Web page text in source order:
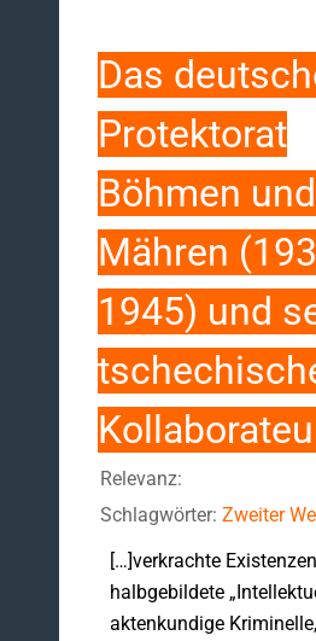
Das
Protektorat
Böhmen und
Mähren
1945) und
Relevanz:
Schlagwörter: Zweiter
[…]verkrachte
halbgebildete
aktenkundige